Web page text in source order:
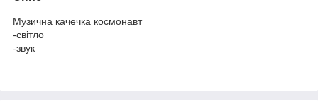
Музична качечка космонавт
-світло
-звук